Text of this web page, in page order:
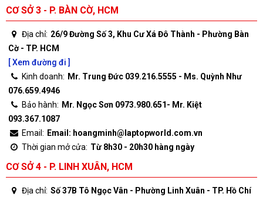
CƠ SỞ 3 - P. BÀN CỜ, HCM
Địa chỉ: 26/9 Đường Số 3, Khu Cư Xá Đô Thành - Phường Bàn
Cờ - TP. HCM
[ Xem đường đi ]
Kinh doanh: Mr. Trung Đức 039.216.5555 - Ms. Quỳnh Như
076.659.4946
Bảo hành: Mr. Ngọc Sơn 0973.980.651- Mr. Kiệt
093.367.1087
Email: Email: hoangminh@laptopworld.com.vn
Thời gian mở cửa: Từ 8h30 - 20h30 hàng ngày
CƠ SỞ 4 - P. LINH XUÂN, HCM
Địa chỉ: Số 37B Tô Ngọc Vân - Phường Linh Xuân - TP. Hồ Chí